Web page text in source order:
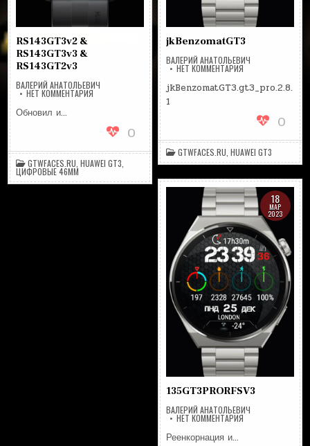
RS143GT3v2 &
RS143GT3v3 &
RS143GT2v3
ВАЛЕРИЙ АНАТОЛЬЕВИЧ
НЕТ КОММЕНТАРИЯНА
RS143GT2V3
Обновил и…
0
GTWFACES.RU ,HUAWEI GT3
ЦИФРОВЫЕ 46MM
jkBenzomatGT3
ВАЛЕРИЙ АНАТОЛЬЕВИЧ
НЕТ КОММЕНТАРИЯНА
JKBENZOMATGT3
jkBenzomatGT3.gt3_pro.2.8.
1
0
GTWFACES.RU ,HUAWEI GT3
18
МАР
2023
135GT3PRORFSV3
ВАЛЕРИЙ АНАТОЛЬЕВИЧ
НЕТ КОММЕНТАРИЯНА
135GT3PRORFSV3
Реенкорнация и…